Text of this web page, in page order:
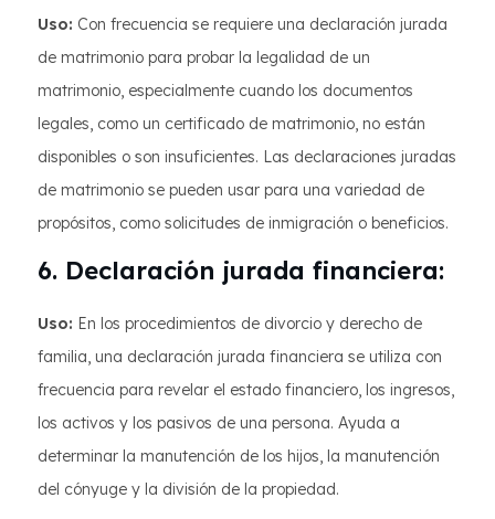
Uso: Con frecuencia se requiere una declaración jurada
de matrimonio para probar la legalidad de un
matrimonio, especialmente cuando los documentos
legales, como un certificado de matrimonio, no están
disponibles o son insuficientes. Las declaraciones juradas
de matrimonio se pueden usar para una variedad de
propósitos, como solicitudes de inmigración o beneficios.
6. Declaración jurada financiera:
Uso: En los procedimientos de divorcio y derecho de
familia, una declaración jurada financiera se utiliza con
frecuencia para revelar el estado financiero, los ingresos,
los activos y los pasivos de una persona. Ayuda a
determinar la manutención de los hijos, la manutención
del cónyuge y la división de la propiedad.